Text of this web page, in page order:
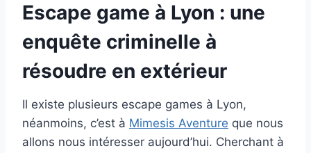
Escape game à Lyon : une
enquête criminelle à
résoudre en extérieur
Il existe plusieurs escape games à Lyon,
néanmoins, c’est à Mimesis Aventure que nous
allons nous intéresser aujourd’hui. Cherchant à